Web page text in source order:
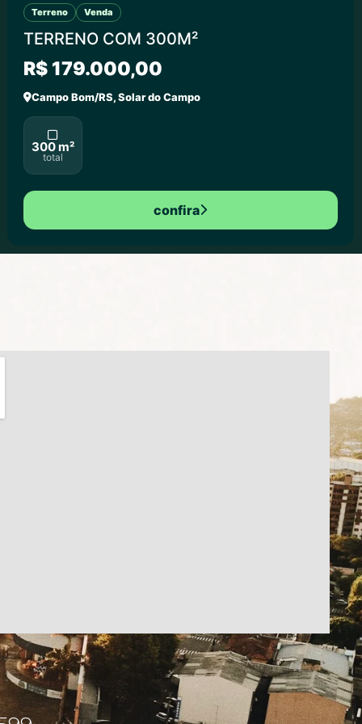
Terreno Venda
TERRENO COM 300M²
R$ 179.000,00
Campo Bom/RS, Solar do Campo
300 m²
total
confira